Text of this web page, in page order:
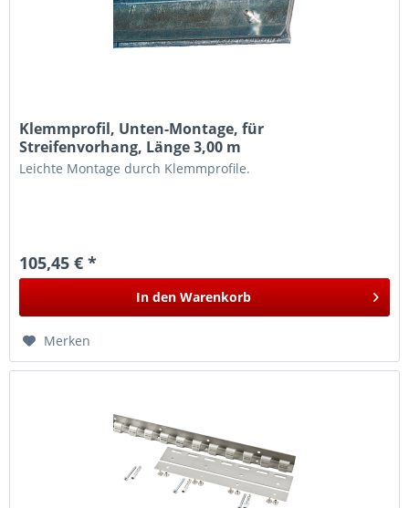
Klemmprofil, Unten-Montage, für
Streifenvorhang, Länge 3,00 m
Leichte Montage durch Klemmprofile.
105,45 € *
In den Warenkorb
Merken